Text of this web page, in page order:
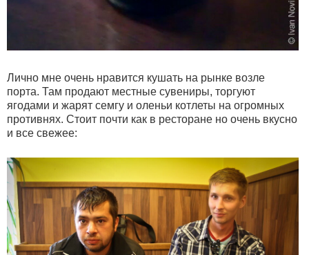
Лично мне очень нравится кушать на рынке возле
порта. Там продают местные сувениры, торгуют
ягодами и жарят семгу и оленьи котлеты на огромных
противнях. Стоит почти как в ресторане но очень вкусно
и все свежее: